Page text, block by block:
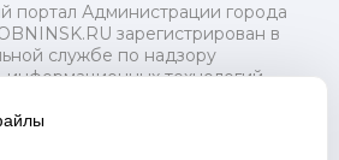
портал Администрации города
зарегистрирован в
службе по надзору
информационных технологий
(Роскомнадзор) 24 июля
2018 года.
регистрации Эл № ФС77-73321